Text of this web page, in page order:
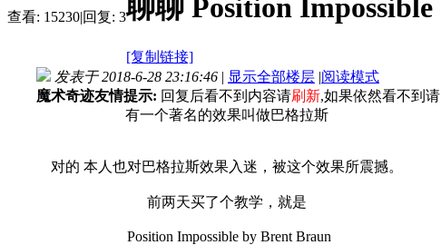
查看: 15230|回复: 3聊聊 Position Impossible
[复制链接]
发表于 2018-6-28 23:16:46 | 显示全部楼层 |阅读模式
魔术奇迹友情提示: 回复后看不到内容请刷新,如果依然看不到请
有一个著名的效果叫做巴格拉斯
对的 本人也对巴格拉斯效果入迷，被这个效果所震撼。
前两天买了个教学，就是
Position Impossible by Brent Braun